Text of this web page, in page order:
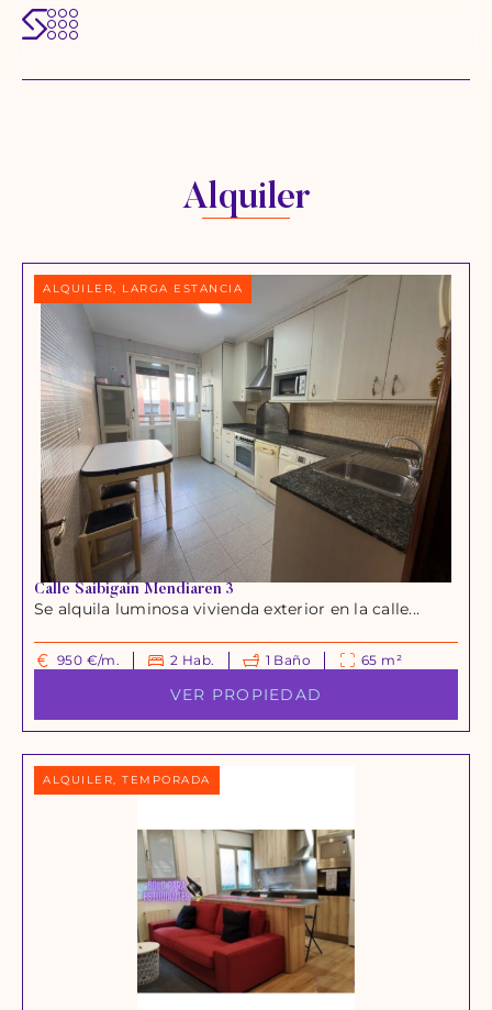
Alquiler
ALQUILER, LARGA ESTANCIA
Calle Saibigain Mendiaren 3
Se alquila luminosa vivienda exterior en la calle...
950 €/m. 2 Hab. 1 Baño 65 m²
VER PROPIEDAD
ALQUILER, TEMPORADA